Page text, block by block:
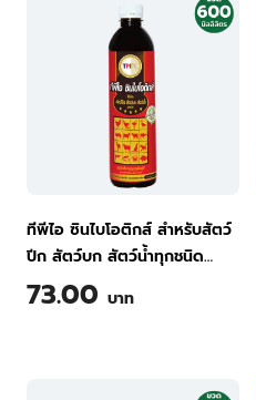
ทีพีไอ ซินไบโอติกส์ สำหรับสัตว์
ปีก สัตว์บก สัตว์น้ำทุกชนิด
ขนาด 600 มล.
Synbiotics for Poulrty Land
73.00 บาท